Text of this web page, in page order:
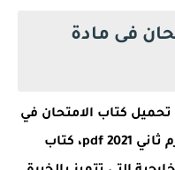
فى مادة
كتاب الامتحان في
الرياضيات للصف الثاني الثانوي ترم ثاني 2021 pdf، كتاب